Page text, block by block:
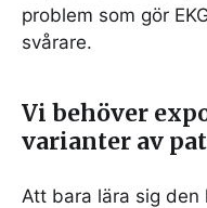
problem som gör
svårare.
Vi behöver
varianter av
Att bara lära sig den